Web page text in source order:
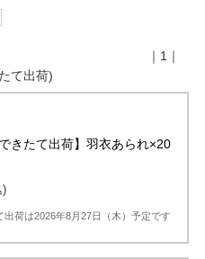
｜1｜
て出荷)
できたて出荷】羽衣あられ×20
)
出荷は2026年8月27日（木）予定です